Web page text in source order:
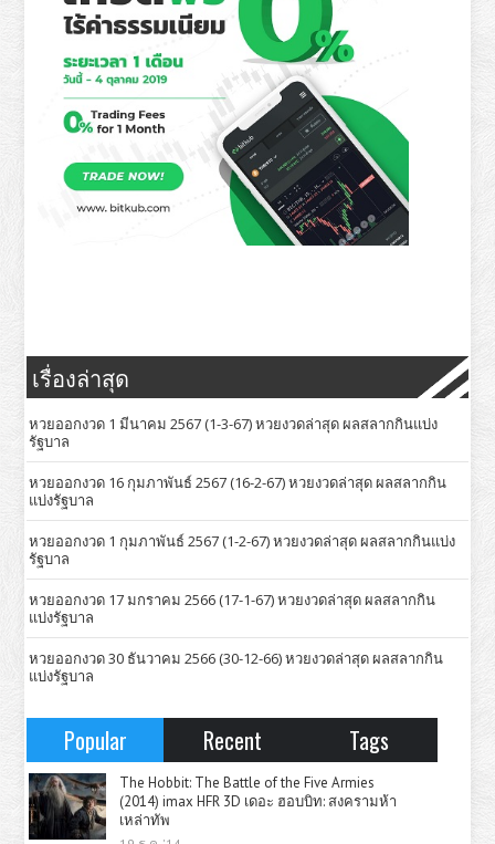
เรื่องล่าสุด
หวยออกงวด 1 มีนาคม 2567 (1-3-67) หวยงวดล่าสุด ผลสลากกินแบ่ง
รัฐบาล
หวยออกงวด 16 กุมภาพันธ์ 2567 (16-2-67) หวยงวดล่าสุด ผลสลากกิน
แบ่งรัฐบาล
หวยออกงวด 1 กุมภาพันธ์ 2567 (1-2-67) หวยงวดล่าสุด ผลสลากกินแบ่ง
รัฐบาล
หวยออกงวด 17 มกราคม 2566 (17-1-67) หวยงวดล่าสุด ผลสลากกิน
แบ่งรัฐบาล
หวยออกงวด 30 ธันวาคม 2566 (30-12-66) หวยงวดล่าสุด ผลสลากกิน
แบ่งรัฐบาล
Popular Recent Tags
The Hobbit: The Battle of the Five Armies
(2014) imax HFR 3D เดอะ ฮอบบิท: สงครามห้า
เหล่าทัพ